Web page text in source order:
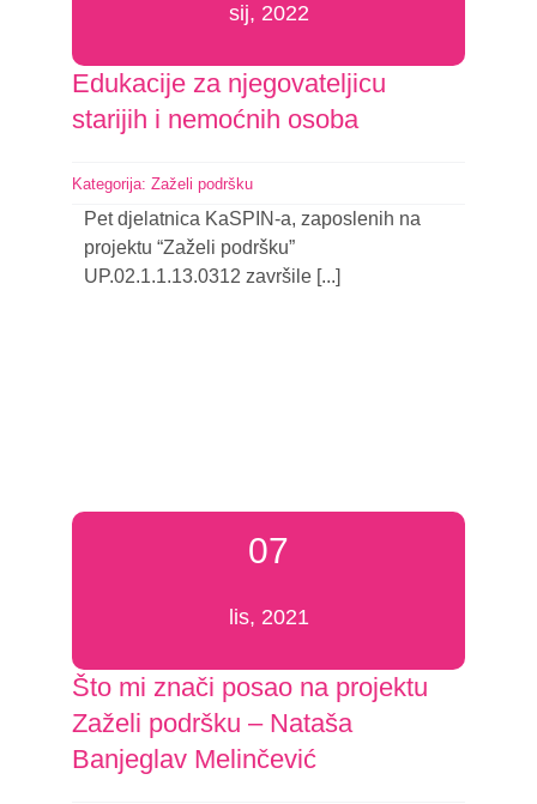
sij, 2022
Edukacije za njegovateljicu
starijih i nemoćnih osoba
Kategorija: Zaželi podršku
Pet djelatnica KaSPIN-a, zaposlenih na
projektu “Zaželi podršku”
UP.02.1.1.13.0312 završile [...]
07
lis, 2021
Što mi znači posao na projektu
Zaželi podršku – Nataša
Banjeglav Melinčević